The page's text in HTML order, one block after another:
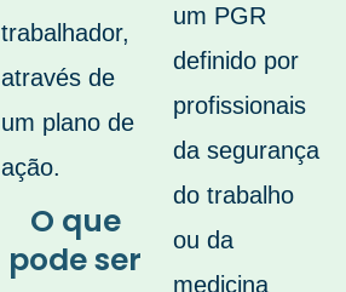
trabalhador,
através de
um plano de
ação.
O que
pode ser
um PGR
definido por
profissionais
da segurança
do trabalho
ou da
medicina